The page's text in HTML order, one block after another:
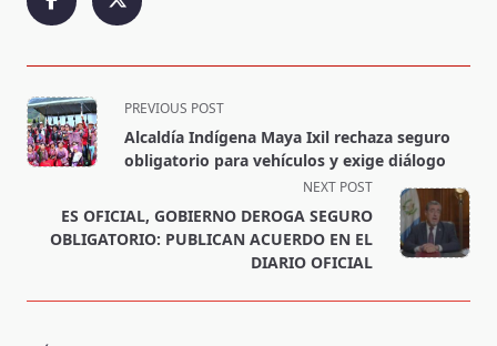
<span
class="nav-
subtitle
reader-
text">Page</span>
PREVIOUS POST
Alcaldía Indígena Maya Ixil rechaza seguro
obligatorio para vehículos y exige diálogo
NEXT POST
ES OFICIAL, GOBIERNO DEROGA SEGURO
OBLIGATORIO: PUBLICAN ACUERDO EN EL
DIARIO OFICIAL